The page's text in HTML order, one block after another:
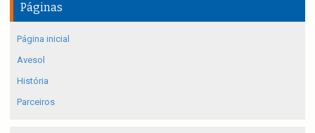
Páginas
Página inicial
Avesol
História
Parceiros